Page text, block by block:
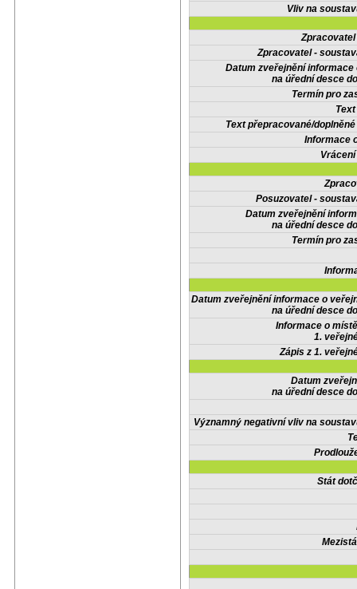
Vliv na
Zpracovatel -
Datum zveřejnění informace
na úřední desce
Termín pro
Text přepracované/
Informace
Posuzovatel -
Datum zveřejnění
na úřední desce
Termín pro
Datum zveřejnění informace o
na úřední desce
Informace o
1.
Zápis z 1.
Datum
na úřední desce
Významný negativní vliv na
Stát